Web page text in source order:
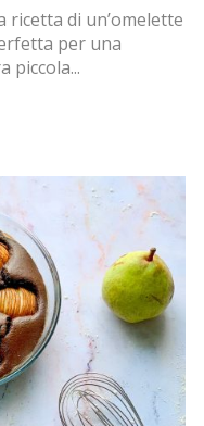
ricetta di un’omelette
per una
piccola...